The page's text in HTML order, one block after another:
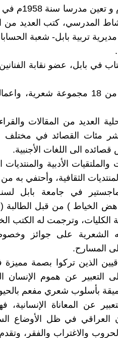
وتخرج فيها
المدرسي، كتب العديد من
تربية بابل- شعبة
في بابل، عضو نقابة
صدر له :صدر له أكثر من 18 مجموعة
العديد من المقالات
مئات القصائد في مختلف
الى اللغات الأجنبية.
الأدبية
الثقافية، وأحتفي به من
الخياط ) من قبل الطالبة
وترجمت له الكتب
على جوائز وخصوصاً
المسارح.
الذين تركوا بصمة مميزة
التعبير عن هموم الإنسان
بأسلوب شعري مفعم
عن المعاناة
العراقي في ظل الأوضاع
والاغتراب والفقر،